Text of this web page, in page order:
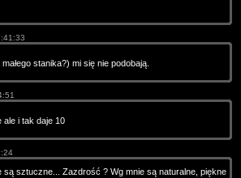
stanika?) mi się nie podobają.
ale i tak daje 10
są sztuczne... Zazdrość ? Wg mnie są naturalne, piękne